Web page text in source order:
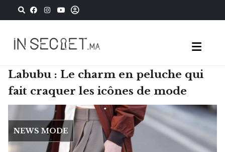
Labubu : Le charm en peluche qui
fait craquer les icônes de mode
NEWS MODE